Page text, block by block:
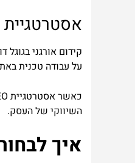
אסטרטגיית SEO והגדלת תנועה אורגנית
על עבודה טכנית
השיווקי של העסק.
איך